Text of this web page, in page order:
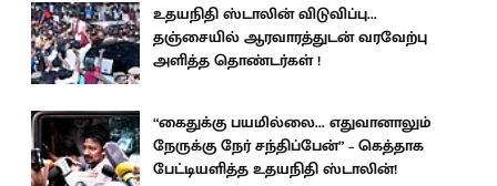
உதயநிதி ஸ்டாலின் விடுவிப்பு...
தஞ்சையில் ஆரவாரத்துடன் வரவேற்பு
அளித்த தொண்டர்கள் !
“கைதுக்கு பயமில்லை... எதுவானாலும்
நேருக்கு நேர் சந்திப்பேன்” – கெத்தாக
பேட்டியளித்த உதயநிதி ஸ்டாலின்!